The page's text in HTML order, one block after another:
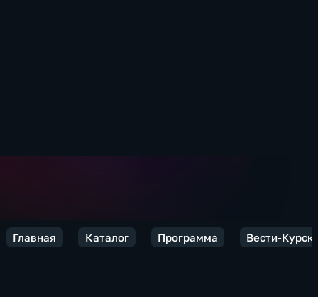
Главная Каталог Программа Вести-Курск